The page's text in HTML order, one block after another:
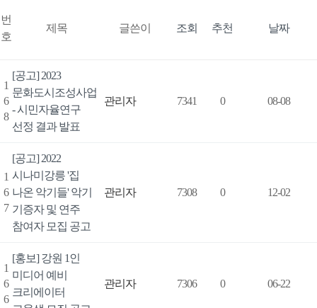
번
호
제목 글쓴이 조회 추천 날짜
1
6
8
[공고] 2023
문화도시조성사업
- 시민자율연구
선정 결과 발표
관리자 7341 0 08-08
1
6
7
[공고] 2022
시나미강릉 '집
나온 악기들' 악기
기증자 및 연주
참여자 모집 공고
관리자 7308 0 12-02
1
6
6
[홍보] 강원 1인
미디어 예비
크리에이터
관리자 7306 0 06-22